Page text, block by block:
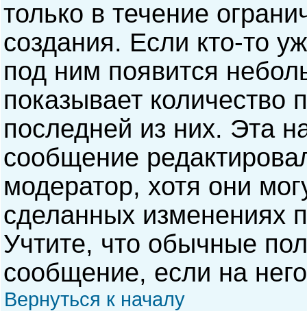
только в течение
создания. Если кто-то
под ним появится
показывает количество
последней из них. Эта
сообщение
модератор, хотя они
сделанных изменениях
Учтите, что обычные
сообщение, если на
Вернуться к началу